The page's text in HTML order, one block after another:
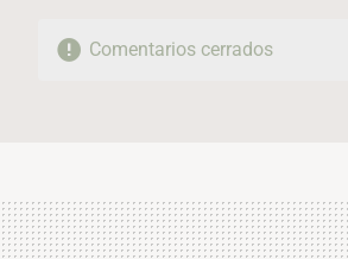
Comentarios cerrados